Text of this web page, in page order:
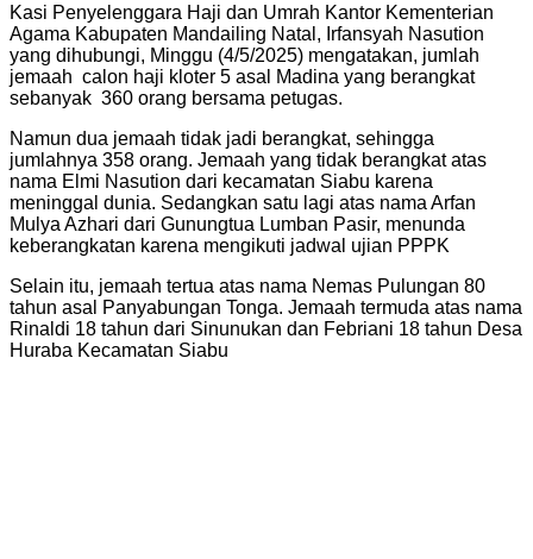
Kasi Penyelenggara Haji dan Umrah Kantor Kementerian
Agama Kabupaten Mandailing Natal, Irfansyah Nasution
yang dihubungi, Minggu (4/5/2025) mengatakan, jumlah
jemaah calon haji kloter 5 asal Madina yang berangkat
sebanyak 360 orang bersama petugas.
Namun dua jemaah tidak jadi berangkat, sehingga
jumlahnya 358 orang. Jemaah yang tidak berangkat atas
nama Elmi Nasution dari kecamatan Siabu karena
meninggal dunia. Sedangkan satu lagi atas nama Arfan
Mulya Azhari dari Gunungtua Lumban Pasir, menunda
keberangkatan karena mengikuti jadwal ujian PPPK
Selain itu, jemaah tertua atas nama Nemas Pulungan 80
tahun asal Panyabungan Tonga. Jemaah termuda atas nama
Rinaldi 18 tahun dari Sinunukan dan Febriani 18 tahun Desa
Huraba Kecamatan Siabu